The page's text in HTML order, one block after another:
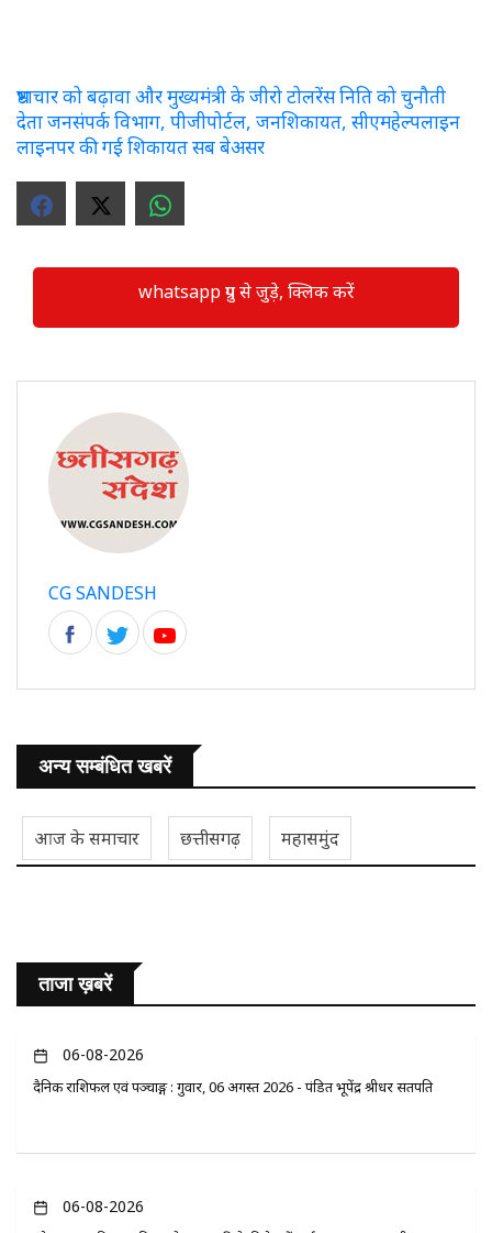
भ्रष्टाचार को बढ़ावा और मुख्यमंत्री के जीरो टोलरेंस निति को चुनौती
देता जनसंपर्क विभाग, पीजीपोर्टल, जनशिकायत, सीएमहेल्पलाइन
लाइनपर की गई शिकायत सब बेअसर
whatsapp ग्रुप से जुड़े, क्लिक करें
CG SANDESH
अन्य सम्बंधित खबरें
आज के समाचार छत्तीसगढ़ महासमुंद
ताजा ख़बरें
06-08-2026
दैनिक राशिफल एवं पञ्चाङ्ग : गुरुवार, 06 अगस्त 2026 - पंडित भूपेंद्र श्रीधर सतपति
06-08-2026